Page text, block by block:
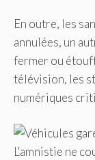
En outre, les
annulées, un
fermer ou
télévision, les
numériques
L'amnistie ne